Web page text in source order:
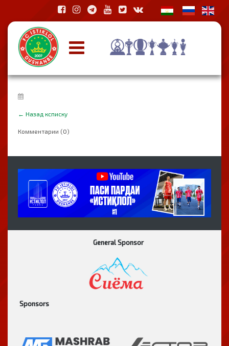
← Назад ксписку
Комментарии (0)
General Sponsor
Sponsors